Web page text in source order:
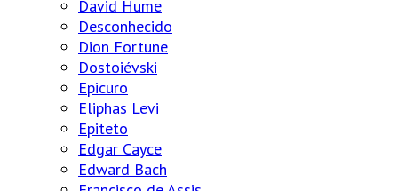
David Hume
Desconhecido
Dion Fortune
Dostoiévski
Epicuro
Eliphas Levi
Epiteto
Edgar Cayce
Edward Bach